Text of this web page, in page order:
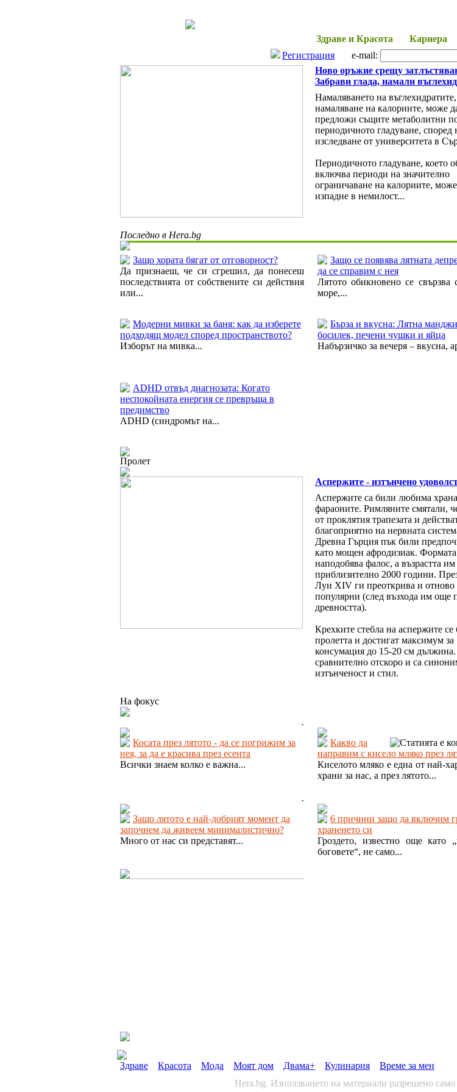
Здраве и Красота Кариера
Регистрация
e-mail:
Ново оръжие срещу
Забрави глада, намали
Намаляването на
намаляване на калориите, може
предложи същите метаболитни
периодичното гладуване, според
изследване от университета в
Периодичното гладуване, което
включва периоди на значително
ограничаване на калориите,
изпадне в немилост...
Последно в Hera.bg
Защо хората бягат от отговорност?
Да признаеш, че си сгрешил, да понесеш
последствията от собствените си действия
или...
Защо се появява лятната
да се справим с нея
Лятото обикновено се свързва
море,...
Модерни мивки за баня: как да изберете
подходящ модел според пространството?
Изборът на мивка...
Бърза и вкусна: Лятна
босилек, печени чушки и яйца
Набързичко за вечеря – вкусна,
ADHD отвъд диагнозата: Когато
неспокойната енергия се превръща в
предимство
ADHD (синдромът на...
Пролет
Аспержите - изтънчено
Аспержите са били любима
фараоните. Римляните смятали,
от проклятия трапезата и
благоприятно на нервната
Древна Гърция пък били
като мощен афродизиак.
наподобява фалос, а възрастта им
приблизително 2000 години.
Луи XIV ги преоткрива и отново
популярни (след възхода им още
древността).
Крехките стебла на аспержите се
пролетта и достигат максимум за
консумация до 15-20 см дължина.
сравнително отскоро и са
изтънченост и стил.
На фокус
.
Косата през лятото - да се погрижим за
нея, за да е красива през есента
Всички знаем колко е важна...
Какво да
направим с кисело мляко през
Киселото мляко е една от най-
храни за нас, а през лятото...
.
Защо лятото е най-добрият момент да
започнем да живеем минималистично?
Много от нас си представят...
6 причини защо да включим
храненето си
Гроздето, известно още като
боговете“, не само...
Здраве Красота Мода Моят дом Двама+ Кулинария Време за мен
Hera.bg. Използването на материали разрешено